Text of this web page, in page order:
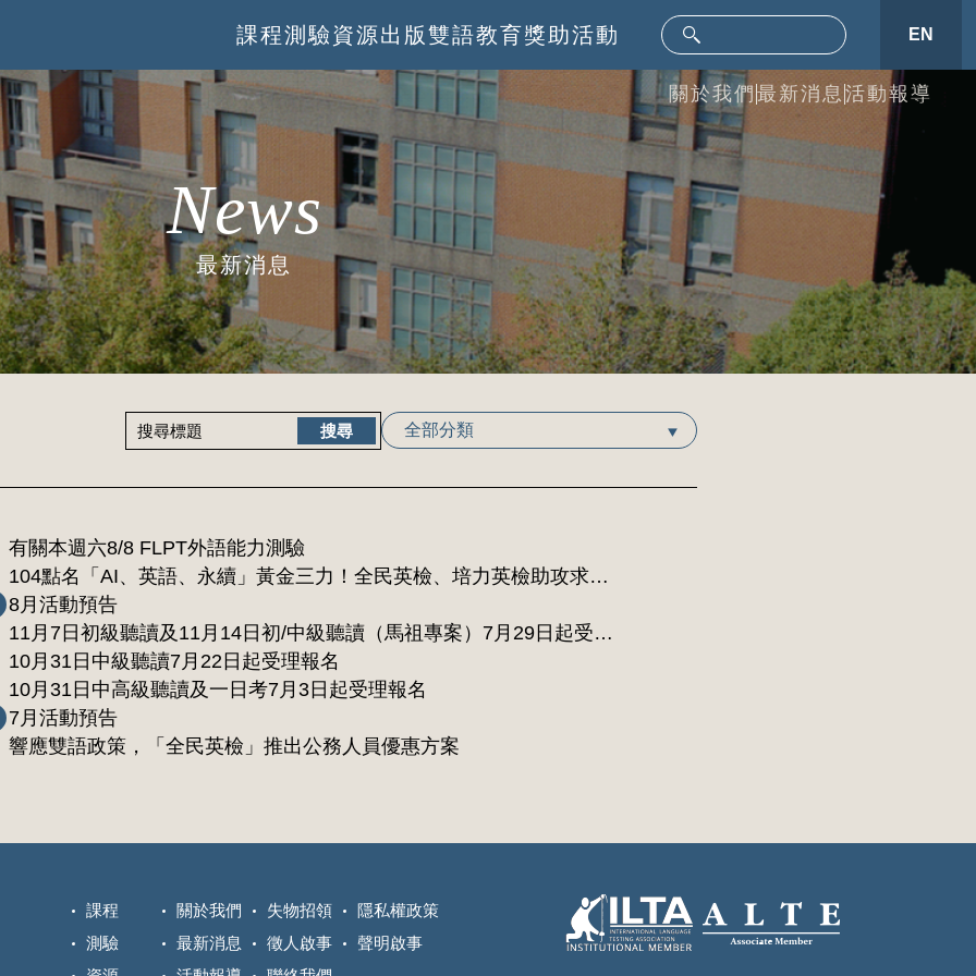
課程測驗資源出版雙語教育獎助活動 EN
關於我們 最新消息 活動報導
News
最新消息
搜尋 全部分類
有關本週六8/8 FLPT外語能力測驗
104點名「AI、英語、永續」黃金三力！全民英檢、培力英檢助攻求職
履歷
8月活動預告
11月7日初級聽讀及11月14日初/中級聽讀（馬祖專案）7月29日起受理
報名
10月31日中級聽讀7月22日起受理報名
10月31日中高級聽讀及一日考7月3日起受理報名
7月活動預告
響應雙語政策，「全民英檢」推出公務人員優惠方案
課程
測驗
關於我們
最新消息
失物招領
徵人啟事
隱私權政策
聲明啟事